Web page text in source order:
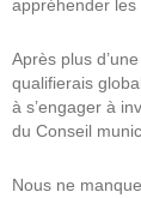
appréhender les
Après plus
qualifierais
à s’engager à
du Conseil
Nous ne